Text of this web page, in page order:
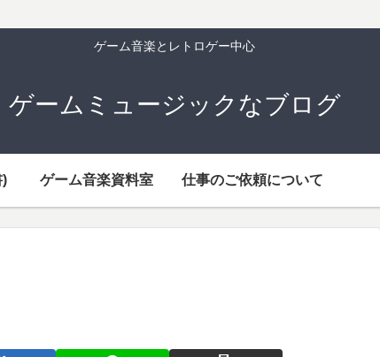
ゲーム音楽とレトロゲー中心
ゲームミュージックなブログ
) ゲーム音楽資料室 仕事のご依頼について